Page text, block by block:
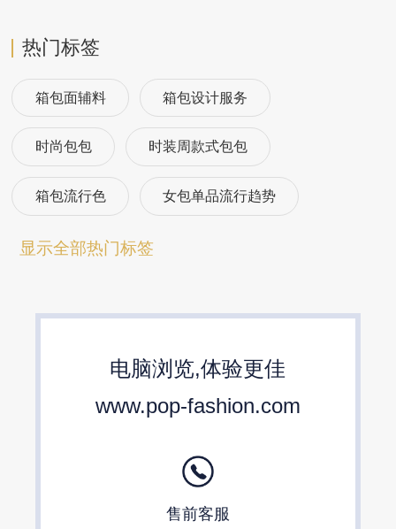
热门标签
箱包面辅料 箱包设计服务
时尚包包 时装周款式包包
箱包流行色 女包单品流行趋势
箱包流行趋势预测
显示全部热门标签
电脑浏览,体验更佳
www.pop-fashion.com
售前客服